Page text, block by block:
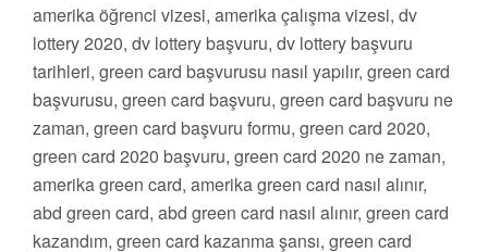
amerika öğrenci vizesi, amerika çalışma vizesi, dv
lottery 2020, dv lottery başvuru, dv lottery başvuru
tarihleri, green card başvurusu nasıl yapılır, green card
başvurusu, green card başvuru, green card başvuru ne
zaman, green card başvuru formu, green card 2020,
green card 2020 başvuru, green card 2020 ne zaman,
amerika green card, amerika green card nasıl alınır,
abd green card, abd green card nasıl alınır, green card
kazandım, green card kazanma şansı, green card